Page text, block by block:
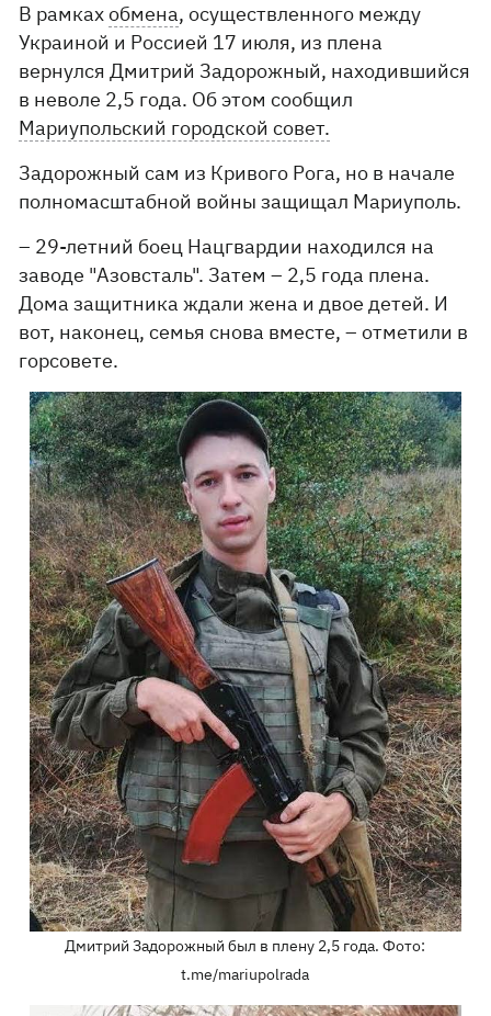
В рамкахобмена, осуществленного между
Украиной и Россией 17 июля, из плена
вернулся Дмитрий Задорожный, находившийся
в неволе 2,5 года. Об этом сообщил
Мариупольский городской совет.
Задорожный сам из Кривого Рога, но в начале
полномасштабной войны защищал Мариуполь.
– 29-летний боец ​​Нацгвардии находился на
заводе "Азовсталь". Затем – 2,5 года плена.
Дома защитника ждали жена и двое детей. И
вот, наконец, семья снова вместе, – отметили в
горсовете.
Дмитрий Задорожный был в плену 2,5 года. Фото:
t.me/mariupolrada